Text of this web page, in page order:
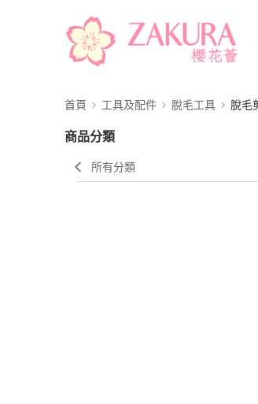
首頁 工具及配件 脫毛工具 脫毛
商品分類
所有分類